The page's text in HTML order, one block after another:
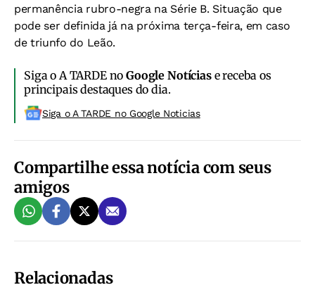
permanência rubro-negra na Série B. Situação que
pode ser definida já na próxima terça-feira, em caso
de triunfo do Leão.
Siga o A TARDE noGoogle Notíciase receba os
principais destaques do dia.
Siga o A TARDE no Google Noticias
Compartilhe essa notícia com seus
amigos
Relacionadas